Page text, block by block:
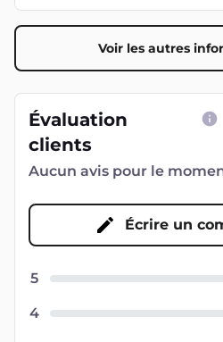
Voir les autres
Évaluation
clients
Aucun avis pour le
Écrire un
5
4